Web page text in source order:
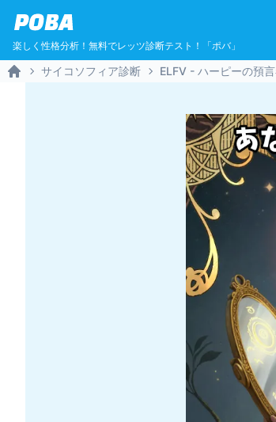
POBA
楽しく性格分析！無料でレッツ診断テスト！「ポバ」
サイコソフィア診断 ELFV - ハーピーの預